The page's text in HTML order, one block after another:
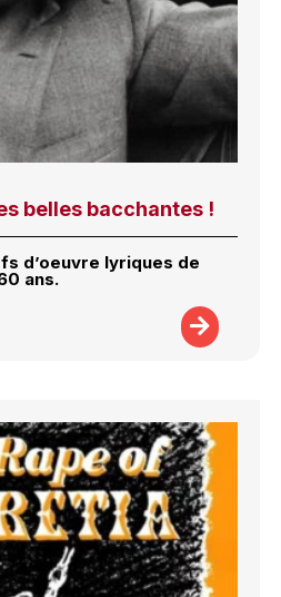
belles bacchantes !
d’oeuvre lyriques de
ans.